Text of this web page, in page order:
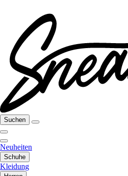
Suchen
Neuheiten
Schuhe
Kleidung